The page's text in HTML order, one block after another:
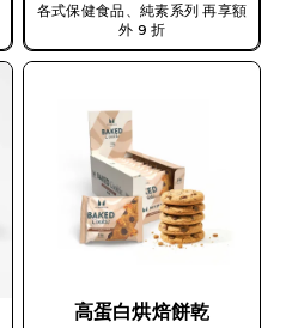
各式保健食品、純素系列 再享額
外 9 折
高蛋白烘焙餅乾